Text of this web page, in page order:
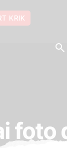
KRIK
foto